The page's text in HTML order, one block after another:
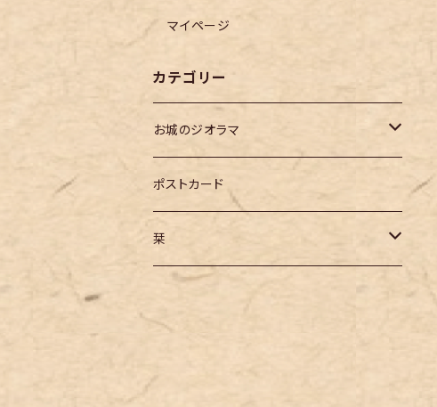
マイページ
カテゴリー
お城のジオラマ
コレクションケース付き ジオラマ
長野県の城跡
ポストカード
栞